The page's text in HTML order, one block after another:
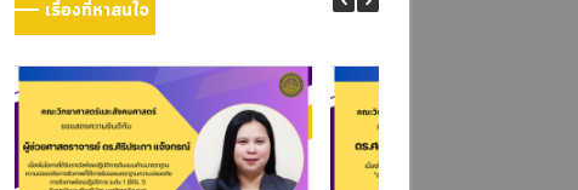
เรื่องที่หาสนใจ